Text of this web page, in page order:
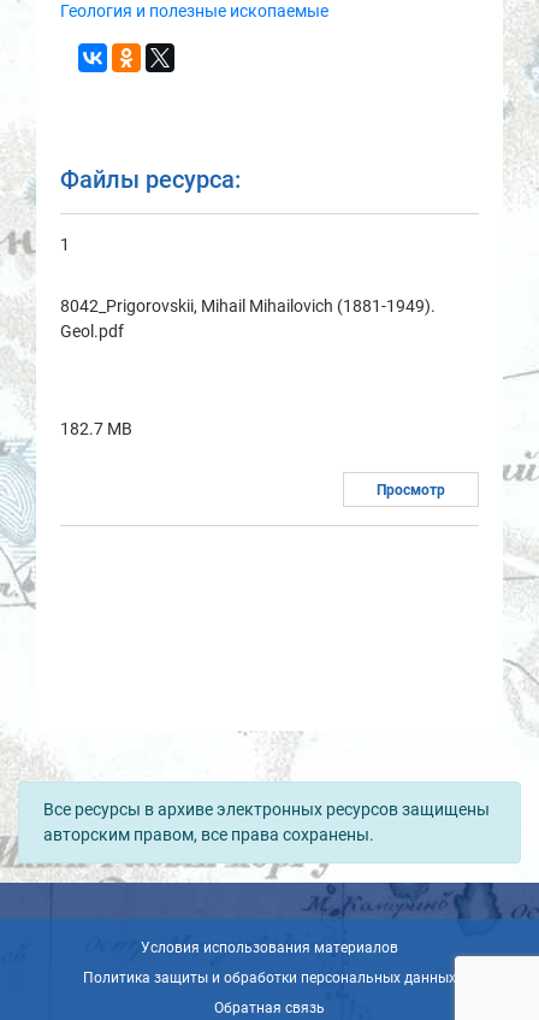
Геология и полезные ископаемые
Файлы ресурса:
1
8042_Prigorovskii, Mihail Mihailovich (1881-1949).
Geol.pdf
182.7 MB
Просмотр
Все ресурсы в архиве электронных ресурсов защищены
авторским правом, все права сохранены.
Условия использования материалов
Политика защиты и обработки персональных данных
Обратная связь